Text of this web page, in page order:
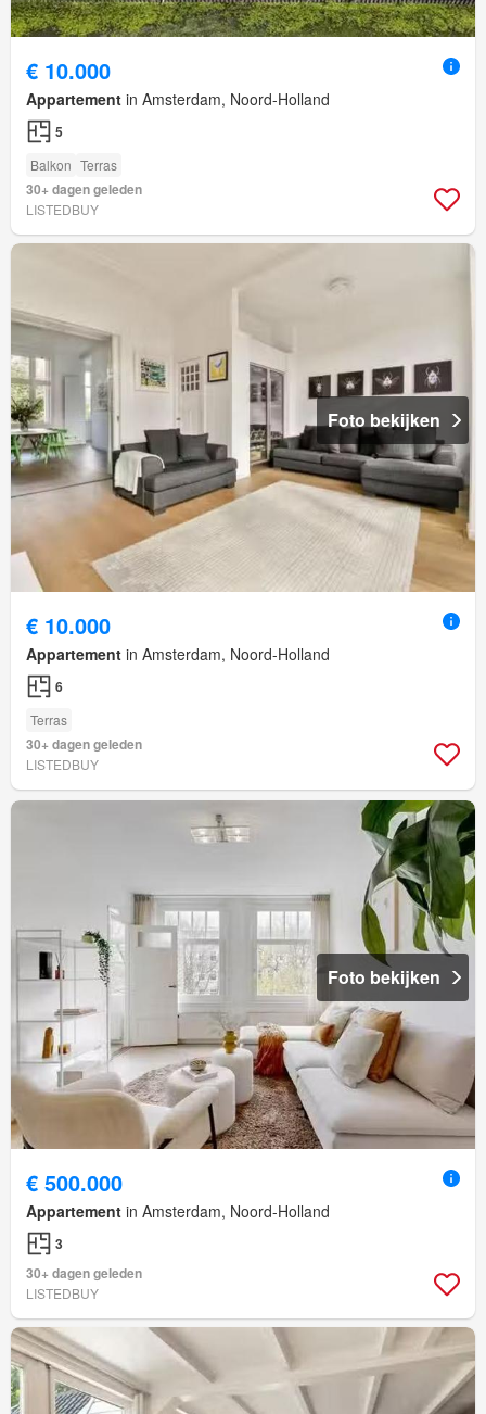
€ 10.000
Appartement in Amsterdam, Noord-Holland
5
Balkon Terras
30+ dagen geleden
LISTEDBUY
Foto bekijken
€ 10.000
Appartement in Amsterdam, Noord-Holland
6
Terras
30+ dagen geleden
LISTEDBUY
Foto bekijken
€ 500.000
Appartement in Amsterdam, Noord-Holland
3
30+ dagen geleden
LISTEDBUY